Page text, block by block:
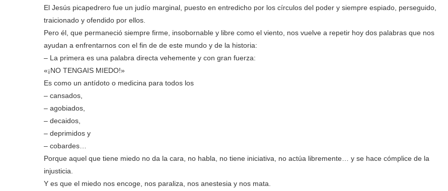
El Jesús picapedrero fue un judío marginal, puesto en entredicho por los círculos del poder y siempre espiado, perseguido,
traicionado y ofendido por ellos.
Pero él, que permaneció siempre firme, insobornable y libre como el viento, nos vuelve a repetir hoy dos palabras que nos
ayudan a enfrentarnos con el fin de de este mundo y de la historia:
– La primera es una palabra directa vehemente y con gran fuerza:
«¡NO TENGAIS MIEDO!»
Es como un antídoto o medicina para todos los
– cansados,
– agobiados,
– decaidos,
– deprimidos y
– cobardes…
Porque aquel que tiene miedo no da la cara, no habla, no tiene iniciativa, no actúa libremente… y se hace cómplice de la
injusticia.
Y es que el miedo nos encoge, nos paraliza, nos anestesia y nos mata.